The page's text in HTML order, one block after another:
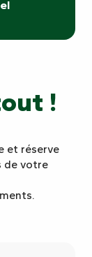
!
et réserve
de votre